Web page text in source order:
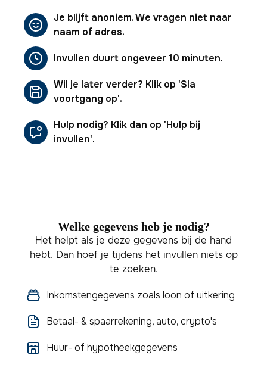
Je blijft anoniem. We vragen niet naar
naam of adres.
Invullen duurt ongeveer 10 minuten.
Wil je later verder? Klik op 'Sla
voortgang op'.
Hulp nodig? Klik dan op 'Hulp bij
invullen'.
Welke gegevens heb je nodig?
Het helpt als je deze gegevens bij de hand
hebt. Dan hoef je tijdens het invullen niets op
te zoeken.
Inkomstengegevens zoals loon of uitkering
Betaal- & spaarrekening, auto, crypto's
Huur- of hypotheekgegevens